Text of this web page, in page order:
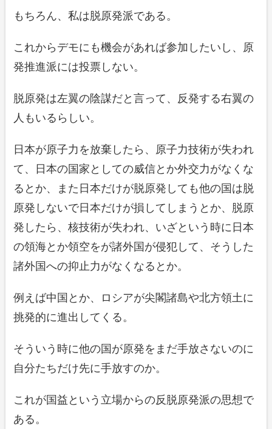
もちろん、私は脱原発派である。
これからデモにも機会があれば参加したいし、原
発推進派には投票しない。
脱原発は左翼の陰謀だと言って、反発する右翼の
人もいるらしい。
日本が原子力を放棄したら、原子力技術が失われ
て、日本の国家としての威信とか外交力がなくな
るとか、また日本だけが脱原発しても他の国は脱
原発しないで日本だけが損してしまうとか、脱原
発したら、核技術が失われ、いざという時に日本
の領海とか領空をが諸外国が侵犯して、そうした
諸外国への抑止力がなくなるとか。
例えば中国とか、ロシアが尖閣諸島や北方領土に
挑発的に進出してくる。
そういう時に他の国が原発をまだ手放さないのに
自分たちだけ先に手放すのか。
これが国益という立場からの反脱原発派の思想で
ある。